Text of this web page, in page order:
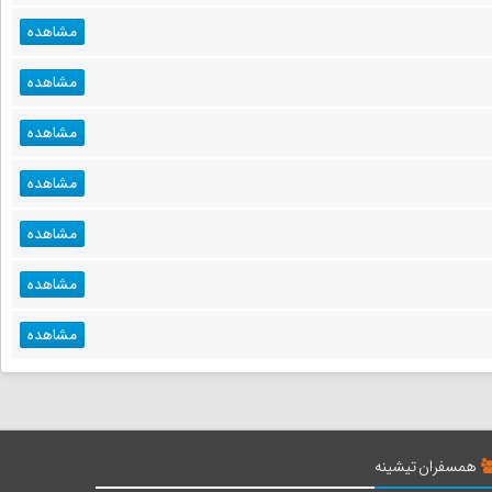
مشاهده
مشاهده
مشاهده
مشاهده
مشاهده
مشاهده
مشاهده
همسفران تیشینه